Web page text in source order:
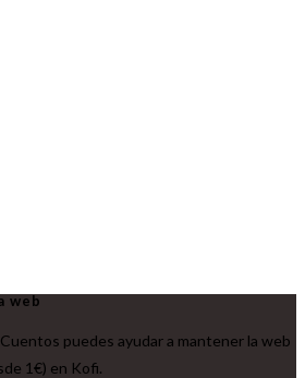
web
puedes ayudar a mantener la web
1€) en Kofi.